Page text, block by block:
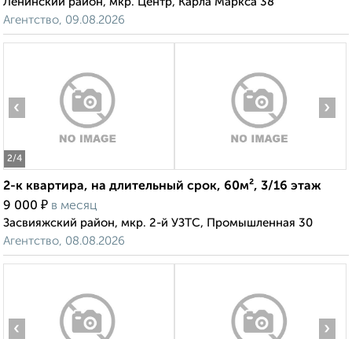
Агентство, 09.08.2026
2/4
‹ ›
2-к квартира, на длительный срок, 60м², 3/16 этаж
9 000 ₽ в месяц
Засвияжский район, мкр. 2-й УЗТС, Промышленная 30
Агентство, 08.08.2026
‹ ›